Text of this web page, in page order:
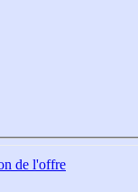
de l'offre